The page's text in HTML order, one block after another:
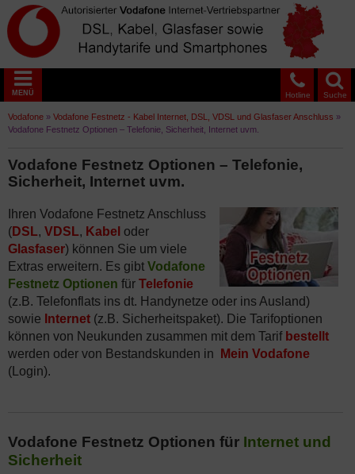
Suche
Hotline
MENÜ
Vodafone » Vodafone Festnetz - Kabel Internet, DSL, VDSL und Glasfaser Anschluss »
Vodafone Festnetz Optionen – Telefonie, Sicherheit, Internet uvm.
Vodafone Festnetz Optionen – Telefonie,
Sicherheit, Internet uvm.
Ihren Vodafone Festnetz Anschluss
(DSL, VDSL, Kabel oder
Glasfaser) können Sie um viele
Extras erweitern. Es gibt Vodafone
Festnetz Optionen für Telefonie
(z.B. Telefonflats ins dt. Handynetze oder ins Ausland)
sowie Internet (z.B. Sicherheitspaket). Die Tarifoptionen
können von Neukunden zusammen mit dem Tarif bestellt
werden oder von Bestandskunden in
Mein Vodafone
(Login).
Vodafone Festnetz Optionen für Internet und
Sicherheit